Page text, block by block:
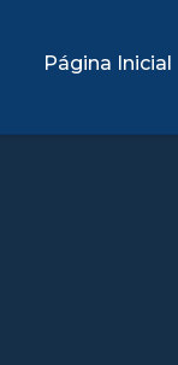
Página Inicial